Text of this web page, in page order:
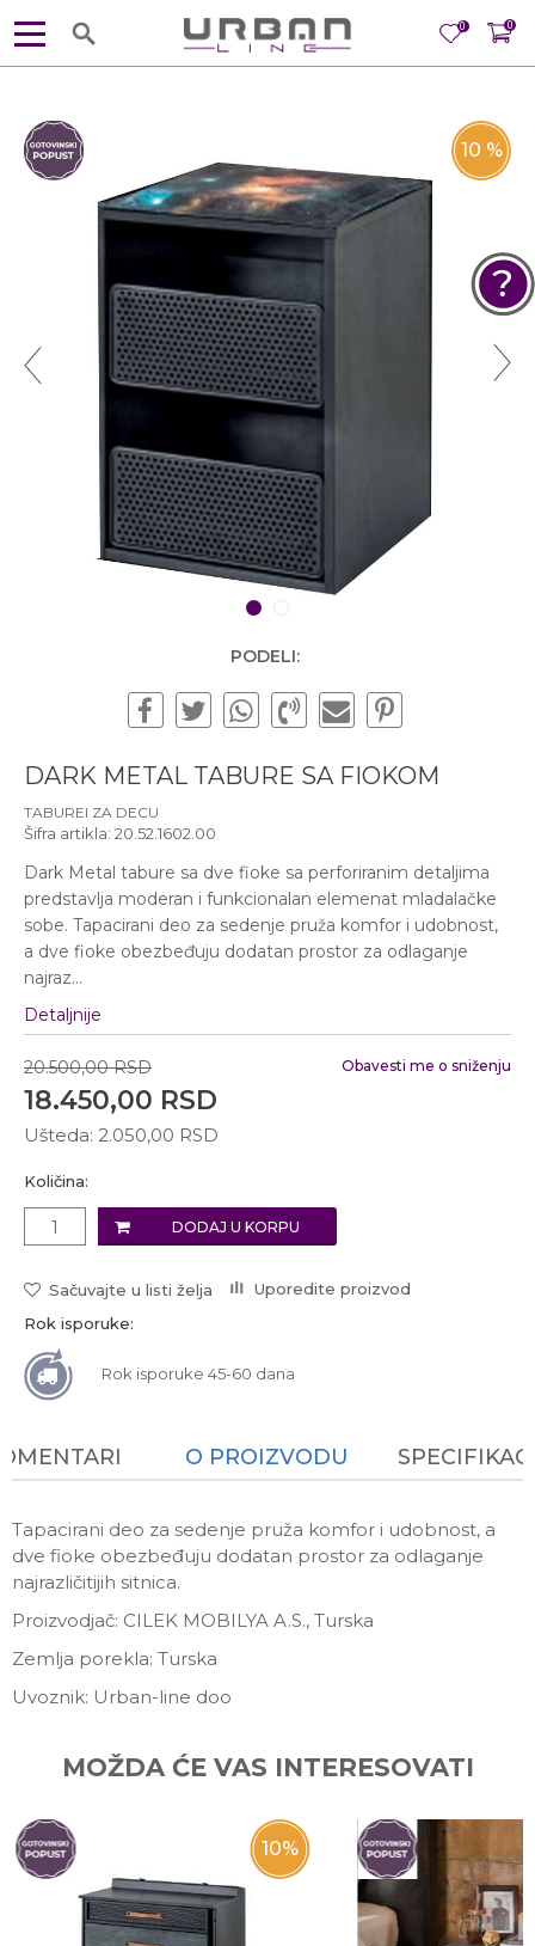
0
0
1
10 %
PODELI:
DARK METAL TABURE SA FIOKOM
TABUREI ZA DECU
Šifra artikla: 20.52.1602.00
Dark Metal tabure sa dve fioke sa perforiranim detaljima
predstavlja moderan i funkcionalan elemenat mladalačke
sobe. Tapacirani deo za sedenje pruža komfor i udobnost,
a dve fioke obezbeđuju dodatan prostor za odlaganje
najraz...
Detaljnije
20.500,00 RSD
18.450,00 RSD
Ušteda: 2.050,00 RSD
Obavesti me o sniženju
Količina:
DODAJ U KORPU
Sačuvajte u listi želja
Uporedite proizvod
Rok isporuke:
Rok isporuke 45-60 dana
POMOĆ PRI KUPOVINI
Za više informacija, pomoć i
Ponedeljak - Petak od
10:00 do 19:00
Subotom od 10:00 do
16:00 časova
O PROIZVODU
Tapacirani deo za sedenje pruža komfor i udobnost, a
dve fioke obezbeđuju dodatan prostor za odlaganje
najrazličitijih sitnica.
Proizvodjač: CILEK MOBILYA A.S., Turska
Zemlja porekla: Turska
Uvoznik: Urban-line doo
Email
MOŽDA ĆE VAS INTERESOVATI
10%